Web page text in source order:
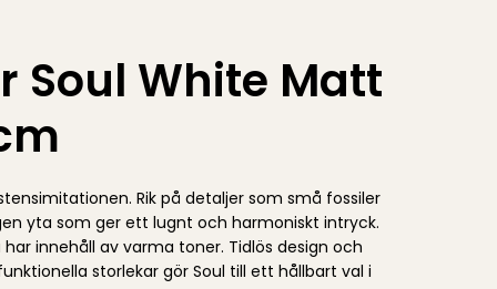
Soul White Matt
Rik på detaljer som små fossiler
yta som ger ett lugnt och harmoniskt intryck.
har innehåll av varma toner. Tidlös design och
storlekar gör Soul till ett hållbart val i